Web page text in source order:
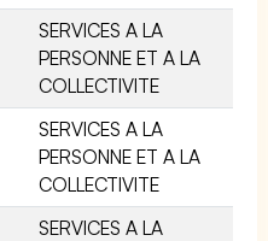
SERVICES A LA
PERSONNE ET A LA
COLLECTIVITE
SERVICES A LA
PERSONNE ET A LA
COLLECTIVITE
SERVICES A LA